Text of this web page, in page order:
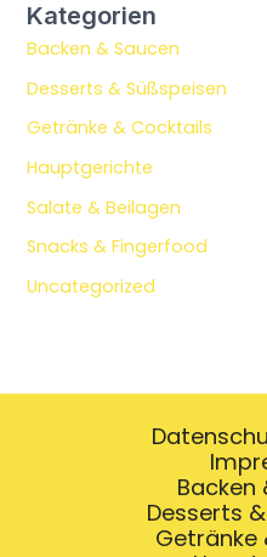
Kategorien
Backen & Saucen
Desserts & Süßspeisen
Getränke & Cocktails
Hauptgerichte
Salate & Beilagen
Snacks & Fingerfood
Uncategorized
Backen
Desserts
Getränke